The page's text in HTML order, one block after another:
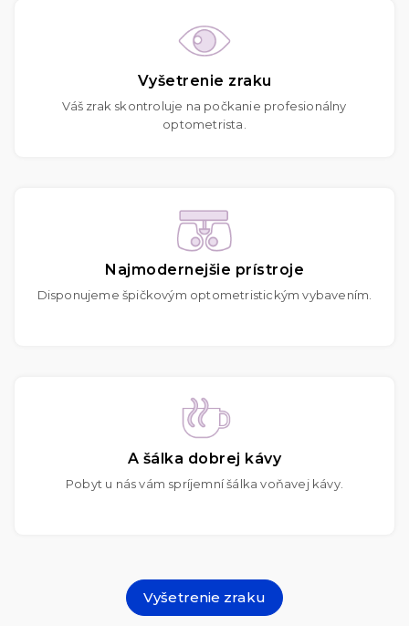
Vyšetrenie zraku
Váš zrak skontroluje na počkanie profesionálny
optometrista.
Najmodernejšie prístroje
Disponujeme špičkovým optometristickým vybavením.
A šálka dobrej kávy
Pobyt u nás vám spríjemní šálka voňavej kávy.
Vyšetrenie zraku